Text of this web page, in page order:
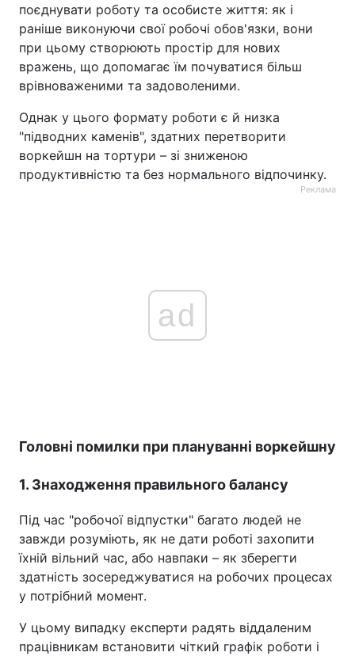
поєднувати роботу та особисте життя: як і
раніше виконуючи свої робочі обов'язки, вони
при цьому створюють простір для нових
вражень, що допомагає їм почуватися більш
врівноваженими та задоволеними.
Однак у цього формату роботи є й низка
"підводних каменів", здатних перетворити
воркейшн на тортури – зі зниженою
продуктивністю та без нормального відпочинку.
Реклама
ad
Головні помилки при плануванні воркейшну
1. Знаходження правильного балансу
Під час "робочої відпустки" багато людей не
завжди розуміють, як не дати роботі захопити
їхній вільний час, або навпаки – як зберегти
здатність зосереджуватися на робочих процесах
у потрібний момент.
У цьому випадку експерти радять віддаленим
працівникам встановити чіткий графік роботи і